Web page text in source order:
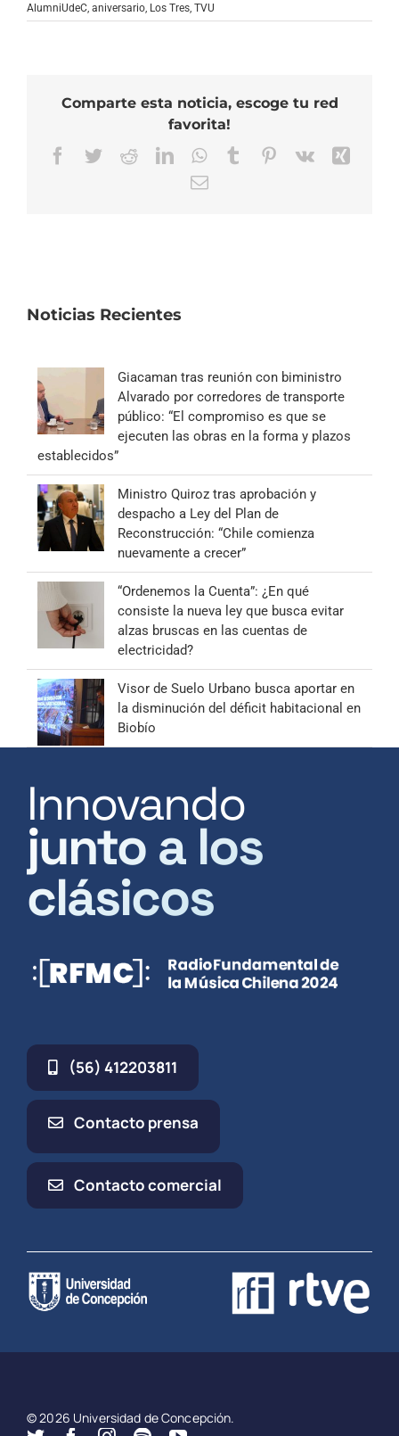
AlumniUdeC, aniversario, Los Tres, TVU
Comparte esta noticia, escoge tu red
favorita!
Facebook
TwitterRedditLinkedInWhatsApp
TumblrPinterest
Vk
Correo
Noticias Recientes
Giacaman tras reunión con biministro
Alvarado por corredores de transporte
público: “El compromiso es que se
ejecuten las obras en la forma y plazos
establecidos”
Ministro Quiroz tras aprobación y
despacho a Ley del Plan de
Reconstrucción: “Chile comienza
nuevamente a crecer”
“Ordenemos la Cuenta”: ¿En qué
consiste la nueva ley que busca evitar
alzas bruscas en las cuentas de
electricidad?
Visor de Suelo Urbano busca aportar en
la disminución del déficit habitacional en
Biobío
Innovando
junto a los
clásicos
(56) 412203811
Contacto prensa
Contacto comercial
© 2026 Universidad de Concepción.